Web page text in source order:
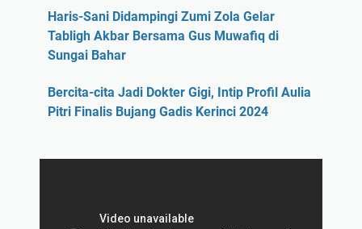
Haris-Sani Didampingi Zumi Zola Gelar
Tabligh Akbar Bersama Gus Muwafiq di
Sungai Bahar
Bercita-cita Jadi Dokter Gigi, Intip Profil Aulia
Pitri Finalis Bujang Gadis Kerinci 2024